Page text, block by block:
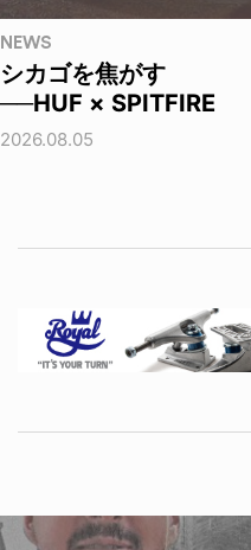
NEWS
シカゴを焦がす
──HUF × SPITFIRE
2026.08.05